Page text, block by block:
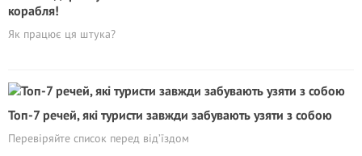
корабля!
Як працює ця штука?
Топ-7 речей, які туристи завжди забувають узяти з собою
Перевіряйте список перед від’їздом